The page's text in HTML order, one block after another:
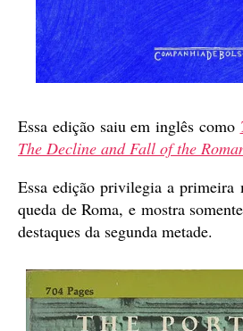
Essa edição saiu em inglês como
The Decline and Fall of the
Essa edição privilegia a primeira
queda de Roma, e mostra
destaques da segunda metade.